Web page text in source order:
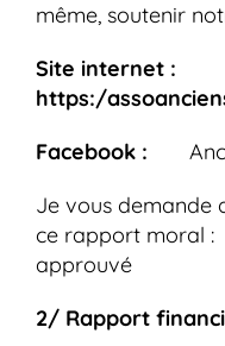
même, soutenir
Site internet :
https:/
Facebook :
Je vous demande
ce rapport
approuvé
2/ Rapport